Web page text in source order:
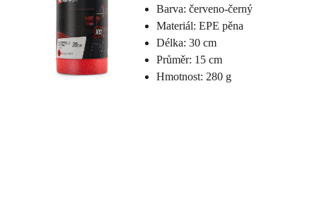
Barva: červeno-černý
Materiál: EPE pěna
Délka: 30 cm
Průměr: 15 cm
Hmotnost: 280 g